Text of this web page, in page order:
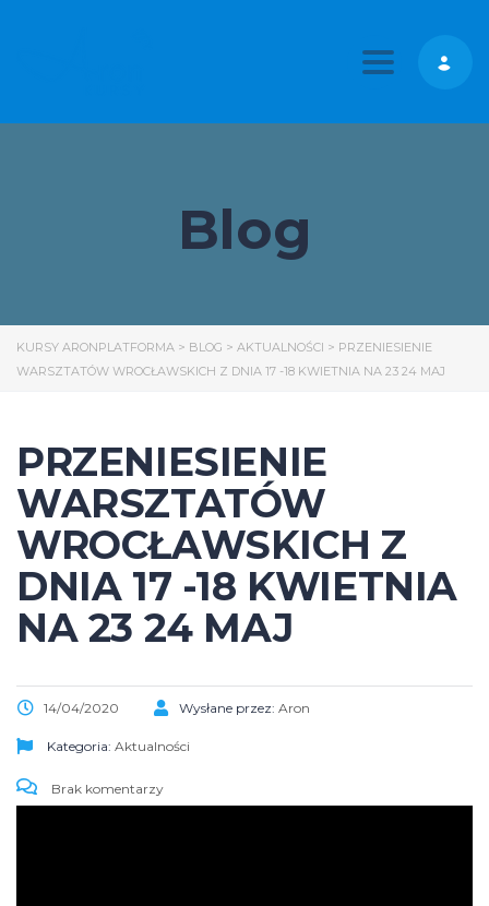
Toggle
Blog
KURSY ARONPLATFORMA > BLOG > AKTUALNOŚCI > PRZENIESIENIE
WARSZTATÓW WROCŁAWSKICH Z DNIA 17 -18 KWIETNIA NA 23 24 MAJ
PRZENIESIENIE
WARSZTATÓW
WROCŁAWSKICH Z
DNIA 17 -18 KWIETNIA
NA 23 24 MAJ
14/04/2020 Wysłane przez: Aron
Kategoria: Aktualności
Brak komentarzy